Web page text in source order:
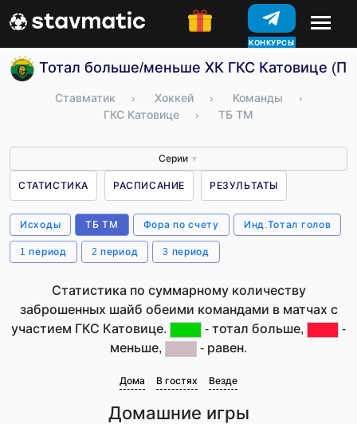
КОНКУРСЫ
Тотал больше/меньше ХК ГКС Катовице
Ставматик › Хоккей › Команды
›
ГКС Катовице
› ТБ ТМ
Серии ▼
СТАТИСТИКА РАСПИСАНИЕ РЕЗУЛЬТАТЫ
Исходы ТБ ТМ Фора по счету Инд.Тотал голов
1 период 2 период 3 период
Статистика по суммарному количеству
заброшенных шайб обеими командами в матчах с
участием ГКС Катовице.
- тотал больше,
-
меньше,
- равен.
Дома В гостях Везде
Домашние игры